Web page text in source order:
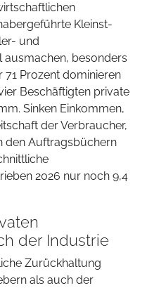
Kleinst-
und
ausmachen, besonders
71 Prozent dominieren
Beschäftigten private
Sinken Einkommen,
der Verbraucher,
den Auftragsbüchern
2026 nur noch 9,4
der Industrie
Zurückhaltung
als auch der